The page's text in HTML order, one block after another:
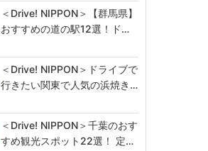
＜Drive! NIPPON＞【群馬県】
おすすめの道の駅12選！ド…
＜Drive! NIPPON＞ドライブで
行きたい関東で人気の浜焼き…
＜Drive! NIPPON＞千葉のおす
すめ観光スポット22選！ 定…